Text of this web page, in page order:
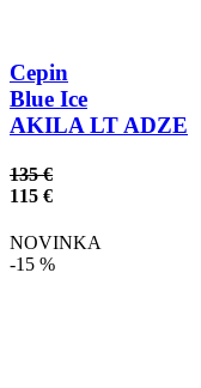
Cepin
Blue Ice
AKILA LT ADZE
135 €
115 €
NOVINKA
-15 %